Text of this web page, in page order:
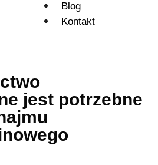
Blog
Kontakt
jest potrzebne